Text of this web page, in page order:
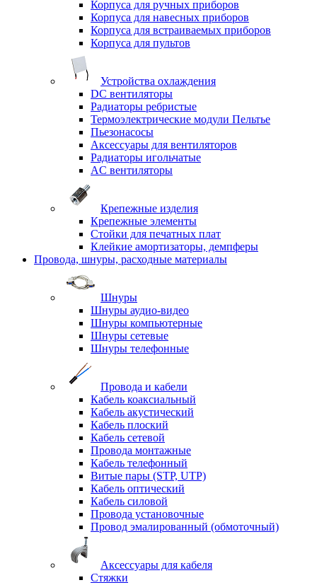
Корпуса для ручных приборов
Корпуса для навесных приборов
Корпуса для встраиваемых приборов
Корпуса для пультов
Устройства охлаждения
DC вентиляторы
Радиаторы ребристые
Термоэлектрические модули Пельтье
Пьезонасосы
Аксессуары для вентиляторов
Радиаторы игольчатые
AC вентиляторы
Крепежные изделия
Крепежные элементы
Стойки для печатных плат
Клейкие амортизаторы, демпферы
Провода, шнуры, расходные материалы
Шнуры
Шнуры аудио-видео
Шнуры компьютерные
Шнуры сетевые
Шнуры телефонные
Провода и кабели
Кабель коаксиальный
Кабель акустический
Кабель плоский
Кабель сетевой
Провода монтажные
Кабель телефонный
Витые пары (STP, UTP)
Кабель оптический
Кабель силовой
Провода установочные
Провод эмалированный (обмоточный)
Аксессуары для кабеля
Стяжки